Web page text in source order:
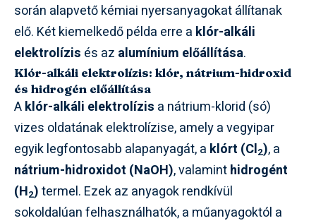
során alapvető kémiai nyersanyagokat állítanak
elő. Két kiemelkedő példa erre a klór-alkáli
elektrolízis és az alumínium előállítása.
Klór-alkáli elektrolízis: klór, nátrium-hidroxid
és hidrogén előállítása
Aklór-alkáli elektrolízis a nátrium-klorid (só)
vizes oldatának elektrolízise, amely a vegyipar
egyik legfontosabb alapanyagát, a klórt (Cl2), a
nátrium-hidroxidot (NaOH), valaminthidrogént
(H2)termel. Ezek az anyagok rendkívül
sokoldalúan felhasználhatók, a műanyagoktól a